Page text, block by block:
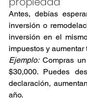
Antes, debías
inversión o
inversión en el
impuestos y aumentar
Ejemplo: Compras un
$30,000. Puedes
declaración,
año.